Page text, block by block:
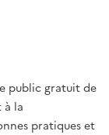
public gratuit de
à la
pratiques et